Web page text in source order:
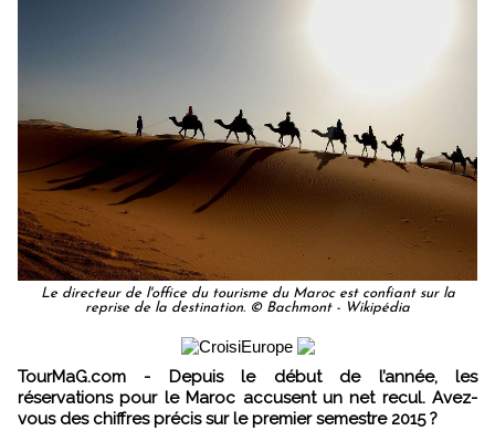
Le directeur de l'office du tourisme du Maroc est confiant sur la
reprise de la destination. © Bachmont - Wikipédia
TourMaG.com - Depuis le début de l’année, les
réservations pour le Maroc accusent un net recul. Avez-
vous des chiffres précis sur le premier semestre 2015 ?